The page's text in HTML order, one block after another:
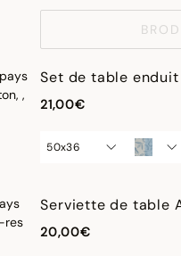
Set de table
21,00€
50x36
Serviette de table
20,00€